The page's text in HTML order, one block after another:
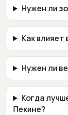
Нужен ли
Как
Нужен ли
Когда
Пекине?